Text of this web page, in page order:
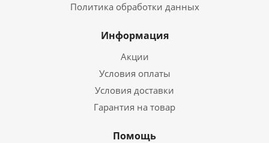
Политика обработки данных
Информация
Акции
Условия оплаты
Условия доставки
Гарантия на товар
Помощь